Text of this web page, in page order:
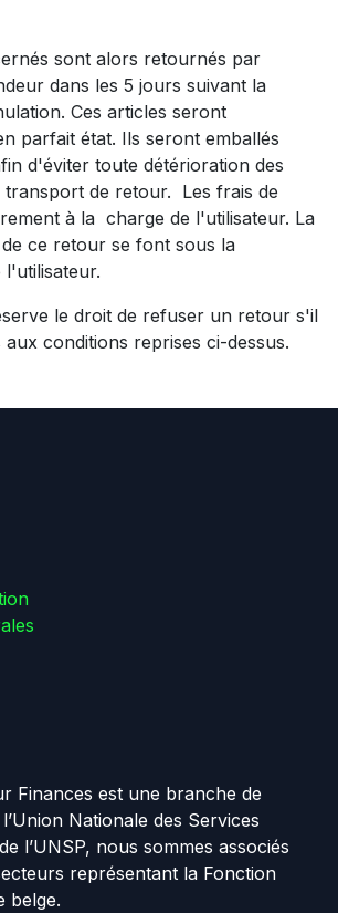
sont alors retournés par
dans les 5 jours suivant la
Ces articles seront
parfait état. Ils seront emballés
d'éviter toute détérioration des
transport de retour. Les frais de
à la charge de l'utilisateur. La
ce retour se font sous la
l'utilisateur.
le droit de refuser un retour s'il
conditions reprises ci-dessus.
Finances est une branche de
Nationale des Services
l’UNSP, nous sommes associés
représentant la Fonction
belge.